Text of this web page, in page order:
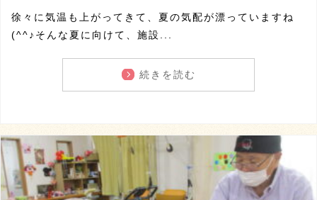
徐々に気温も上がってきて、夏の気配が漂っていますね
(^^♪そんな夏に向けて、施設...
続きを読む